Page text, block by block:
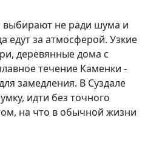
выбирают не ради шума и
едут за атмосферой. Узкие
деревянные дома с
течение Каменки -
замедления. В Суздале
идти без точного
на что в обычной жизни